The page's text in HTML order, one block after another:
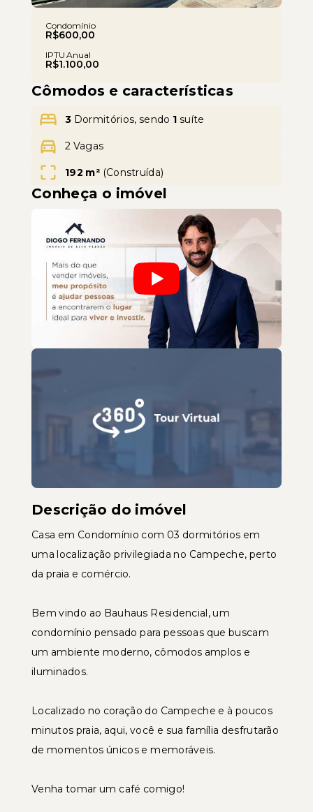
Condomínio
R$600,00
IPTU Anual
R$1.100,00
Cômodos e características
3 Dormitórios, sendo 1 suíte
2 Vagas
192 m² (Construída)
Conheça o imóvel
Descrição do imóvel
Casa em Condomínio com 03 dormitórios em
uma localização privilegiada no Campeche, perto
da praia e comércio.
Bem vindo ao Bauhaus Residencial, um
condomínio pensado para pessoas que buscam
um ambiente moderno, cômodos amplos e
iluminados.
Localizado no coração do Campeche e à poucos
minutos praia, aqui, você e sua família desfrutarão
de momentos únicos e memoráveis.
Venha tomar um café comigo!